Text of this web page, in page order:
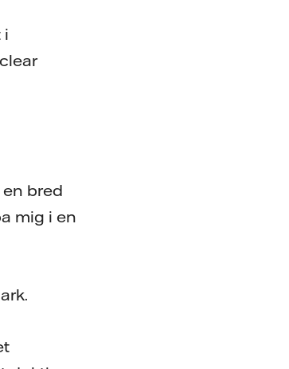
i
bred
mig i en